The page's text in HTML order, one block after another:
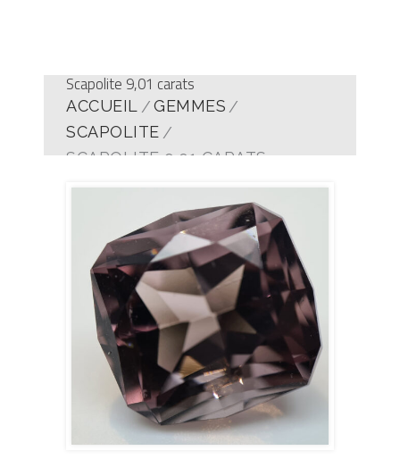
Scapolite 9,01 carats
ACCUEIL
GEMMES
SCAPOLITE
SCAPOLITE 9,01 CARATS